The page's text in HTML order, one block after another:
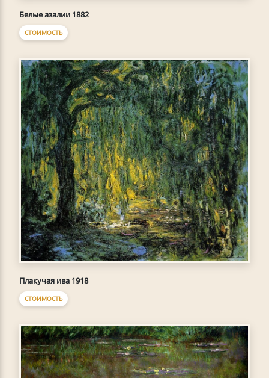
Белые азалии 1882
СТОИМОСТЬ
Плакучая ива 1918
СТОИМОСТЬ